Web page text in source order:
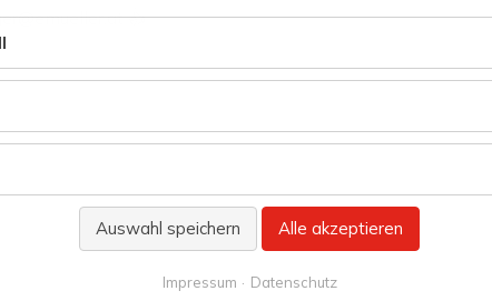
👍
Auswahl speichern Alle akzeptieren
Impressum Datenschutz